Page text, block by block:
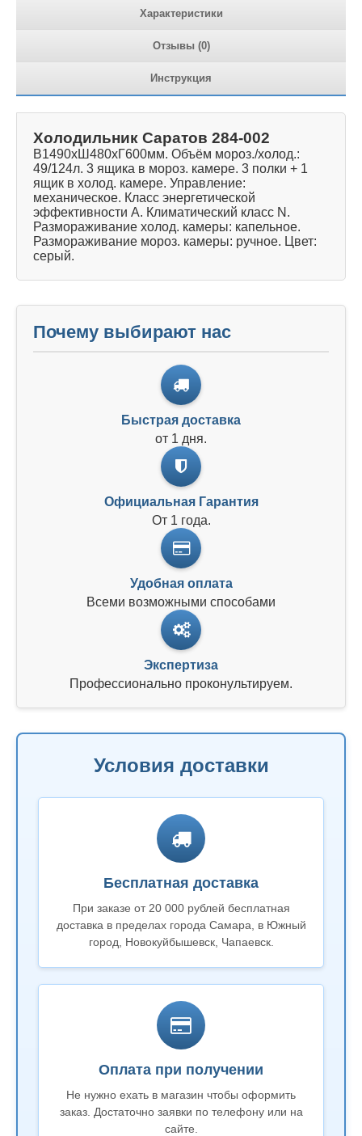
Характеристики
Отзывы (0)
Инструкция
Холодильник Саратов 284-002
В1490хШ480хГ600мм. Объём мороз./холод.:
49/124л. 3 ящика в мороз. камере. 3 полки + 1
ящик в холод. камере. Управление:
механическое. Класс энергетической
эффективности A. Климатический класс N.
Размораживание холод. камеры: капельное.
Размораживание мороз. камеры: ручное. Цвет:
серый.
Почему выбирают нас
Быстрая доставка
от 1 дня.
Официальная Гарантия
От 1 года.
Удобная оплата
Всеми возможными способами
Экспертиза
Профессионально проконультируем.
Условия доставки
Бесплатная доставка
При заказе от 20 000 рублей бесплатная
доставка в пределах города Самара, в Южный
город, Новокуйбышевск, Чапаевск.
Оплата при получении
Не нужно ехать в магазин чтобы оформить
заказ. Достаточно заявки по телефону или на
сайте.